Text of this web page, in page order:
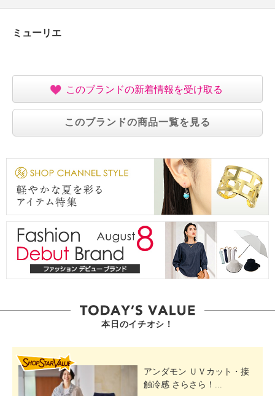
ミューリエ
このブランドの新着情報を受け取る
このブランドの商品一覧を見る
本日のイチオシ！
アンダモン ＵＶカット・接
触冷感 さらさら！...